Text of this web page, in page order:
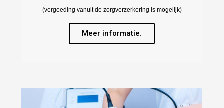
(vergoeding vanuit de zorgverzerkering is mogelijk)
Meer informatie.